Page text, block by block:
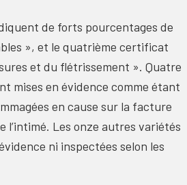
de forts pourcentages de
», et le quatrième certificat
et du flétrissement ». Quatre
mises en évidence comme étant
en cause sur la facture
l’intimé. Les onze autres variétés
ni inspectées selon les